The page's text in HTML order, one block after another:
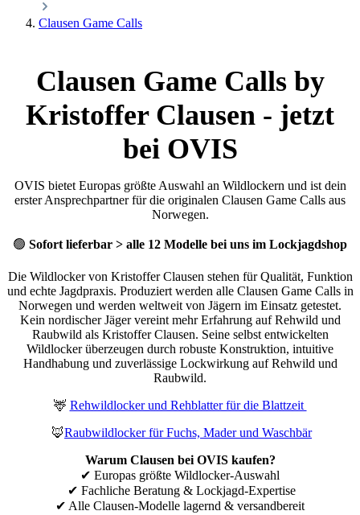
Clausen Game Calls
Clausen Game Calls by
Kristoffer Clausen - jetzt
bei OVIS
OVIS bietet Europas größte Auswahl an Wildlockern und ist dein
erster Ansprechpartner für die originalen Clausen Game Calls aus
Norwegen.
🟢 Sofort lieferbar > alle 12 Modelle bei uns im Lockjagdshop
Die Wildlocker von Kristoffer Clausen stehen für Qualität, Funktion
und echte Jagdpraxis. Produziert werden alle Clausen Game Calls in
Norwegen und werden weltweit von Jägern im Einsatz getestet.
Kein nordischer Jäger vereint mehr Erfahrung auf Rehwild und
Raubwild als Kristoffer Clausen. Seine selbst entwickelten
Wildlocker überzeugen durch robuste Konstruktion, intuitive
Handhabung und zuverlässige Lockwirkung auf Rehwild und
Raubwild.
🦌 Rehwildlocker und Rehblatter für die Blattzeit
🦊Raubwildlocker für Fuchs, Mader und Waschbär
Warum Clausen bei OVIS kaufen?
✔ Europas größte Wildlocker-Auswahl
✔ Fachliche Beratung & Lockjagd-Expertise
✔ Alle Clausen-Modelle lagernd & versandbereit